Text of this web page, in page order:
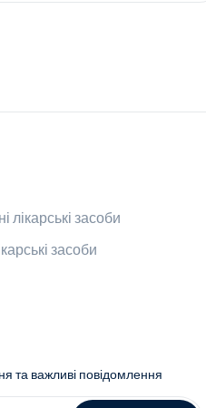
лікарські засоби
засоби
та важливі повідомлення